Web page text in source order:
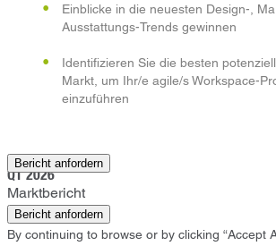
Einblicke in die neuesten Design-,
Ausstattungs-Trends gewinnen
Identifizieren Sie die besten
Markt, um Ihr/e agile/s Workspace-
einzuführen
Bericht anfordern
Sheffield
Q1 2026
Marktbericht
Bericht anfordern
By continuing to browse or by clicking “Accept